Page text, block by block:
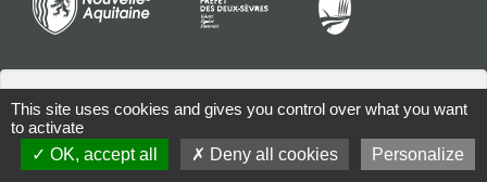
Contact| Copyright 2026 - Tous droits réservés | Conception : Mairie
de Frontenay-Rohan-Rohan |Mentions légales
This site uses cookies and gives you control over what you want
to activate
OK, accept all
Deny all cookies Personalize